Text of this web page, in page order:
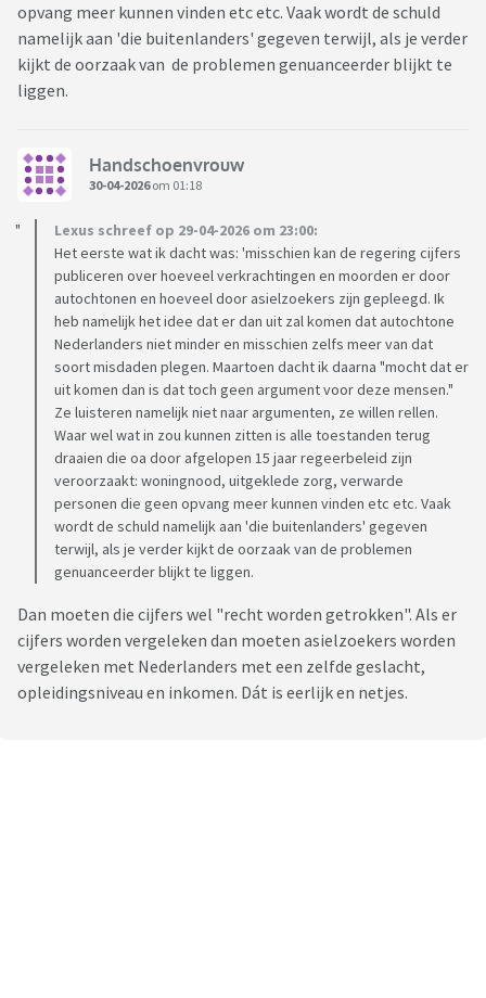
opvang meer kunnen vinden etc etc. Vaak wordt de schuld
namelijk aan 'die buitenlanders' gegeven terwijl, als je verder
kijkt de oorzaak van de problemen genuanceerder blijkt te
liggen.
Handschoenvrouw
30-04-2026om 01:18
Lexus schreef op 29-04-2026 om 23:00:
Het eerste wat ik dacht was: 'misschien kan de regering cijfers
publiceren over hoeveel verkrachtingen en moorden er door
autochtonen en hoeveel door asielzoekers zijn gepleegd. Ik
heb namelijk het idee dat er dan uit zal komen dat autochtone
Nederlanders niet minder en misschien zelfs meer van dat
soort misdaden plegen. Maartoen dacht ik daarna "mocht dat er
uit komen dan is dat toch geen argument voor deze mensen."
Ze luisteren namelijk niet naar argumenten, ze willen rellen.
Waar wel wat in zou kunnen zitten is alle toestanden terug
draaien die oa door afgelopen 15 jaar regeerbeleid zijn
veroorzaakt: woningnood, uitgeklede zorg, verwarde
personen die geen opvang meer kunnen vinden etc etc. Vaak
wordt de schuld namelijk aan 'die buitenlanders' gegeven
terwijl, als je verder kijkt de oorzaak van de problemen
genuanceerder blijkt te liggen.
Dan moeten die cijfers wel "recht worden getrokken". Als er
cijfers worden vergeleken dan moeten asielzoekers worden
vergeleken met Nederlanders met een zelfde geslacht,
opleidingsniveau en inkomen. Dát is eerlijk en netjes.